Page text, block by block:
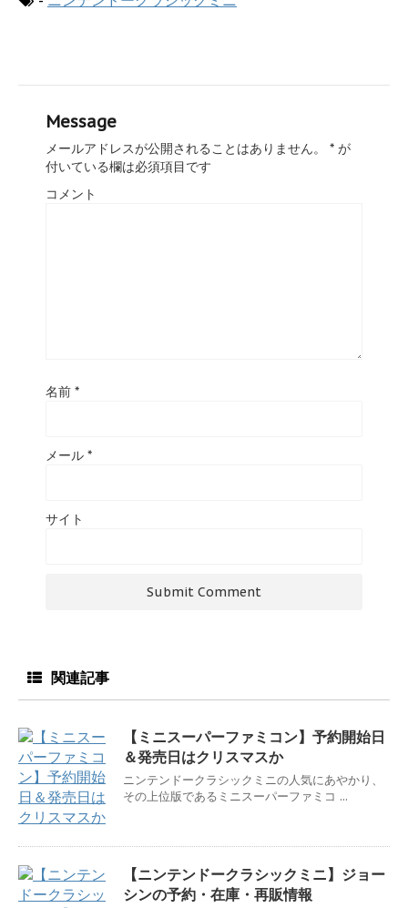
Message
メールアドレスが公開されることはありません。 * が
付いている欄は必須項目です
コメント
名前 *
メール *
サイト
関連記事
【ミニスーパーファミコン】予約開始日
＆発売日はクリスマスか
ニンテンドークラシックミニの人気にあやかり、
その上位版であるミニスーパーファミコ ...
【ニンテンドークラシックミニ】ジョー
シンの予約・在庫・再販情報